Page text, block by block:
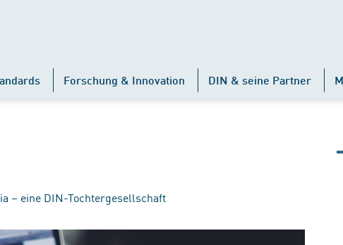
Forschung & Innovation DIN & seine Partner
– eine DIN-Tochtergesellschaft